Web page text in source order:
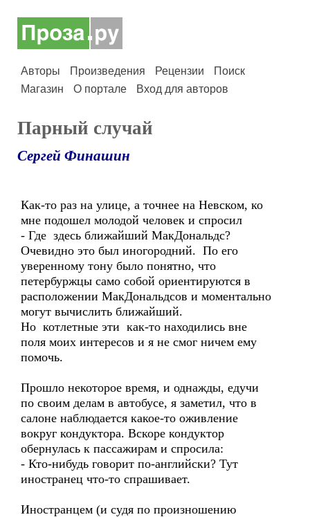
Авторы Произведения Рецензии
Поиск
Магазин
О портале Вход для авторов
Парный случай
Сергей Финашин
Как-то раз на улице, а точнее на Невском, ко
мне подошел молодой человек и спросил
- Где здесь ближайший МакДональдс?
Очевидно это был иногородний. По его
уверенному тону было понятно, что
петербуржцы само собой ориентируются в
расположении МакДональдсов и моментально
могут вычислить ближайший.
Но котлетные эти как-то находились вне
поля моих интересов и я не смог ничем ему
помочь.
Прошло некоторое время, и однажды, едучи
по своим делам в автобусе, я заметил, что в
салоне наблюдается какое-то оживление
вокруг кондуктора. Вскоре кондуктор
обернулась к пассажирам и спросила:
- Кто-нибудь говорит по-английски? Тут
иностранец что-то спрашивает.
Иностранцем (и судя по произношению